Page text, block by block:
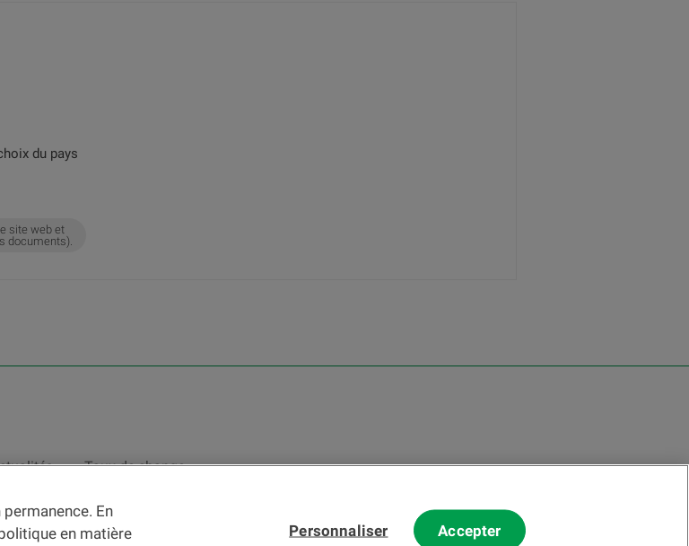
du pays
site web et
documents).
Taux de change
du Site et du
financiers au sens de la LSFin
En
en matière
Personnaliser Accepter